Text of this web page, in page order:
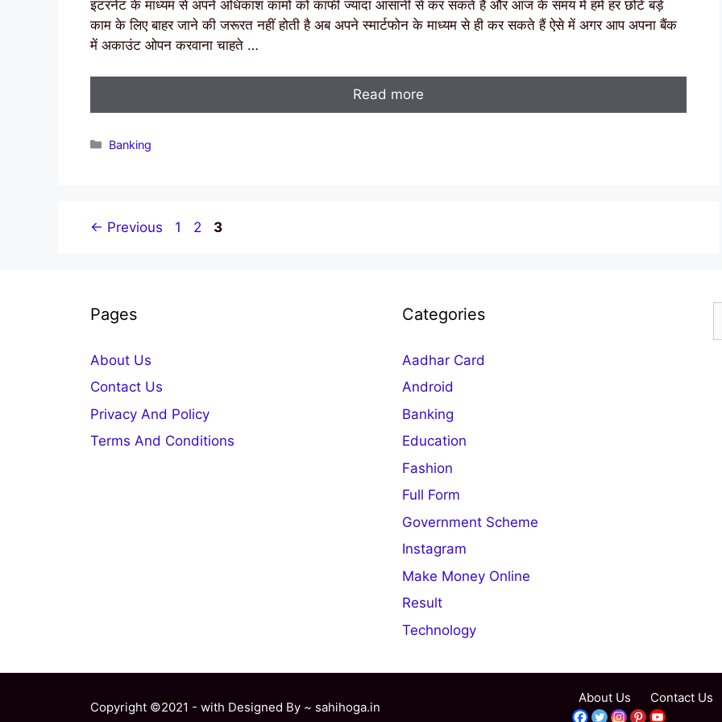
इंटरनेट के माध्यम से अपने अधिकांश कामों को काफी ज्यादा आसानी से कर सकते हैं और आज के समय में हमें हर छोटे बड़े
काम के लिए बाहर जाने की जरूरत नहीं होती है अब अपने स्मार्टफोन के माध्यम से ही कर सकते हैं ऐसे में अगर आप अपना बैंक
में अकाउंट ओपन करवाना चाहते …
Read more
Categories
Banking
← Previous Page
1 Page
2 Page
3
Pages
About Us
Contact Us
Privacy And Policy
Terms And Conditions
Categories
Aadhar Card
Android
Banking
Education
Fashion
Full Form
Government Scheme
Instagram
Make Money Online
Result
Technology
About Us Contact Us
Copyright ©2021 - with Designed By ~ sahihoga.in